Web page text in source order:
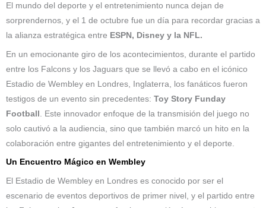
El mundo del deporte y el entretenimiento nunca dejan de
sorprendernos, y el 1 de octubre fue un día para recordar gracias a
la alianza estratégica entre ESPN, Disney y la NFL.
En un emocionante giro de los acontecimientos, durante el partido
entre los Falcons y los Jaguars que se llevó a cabo en el icónico
Estadio de Wembley en Londres, Inglaterra, los fanáticos fueron
testigos de un evento sin precedentes: Toy Story Funday
Football . Este innovador enfoque de la transmisión del juego no
solo cautivó a la audiencia, sino que también marcó un hito en la
colaboración entre gigantes del entretenimiento y el deporte.
Un Encuentro Mágico en Wembley
El Estadio de Wembley en Londres es conocido por ser el
escenario de eventos deportivos de primer nivel, y el partido entre